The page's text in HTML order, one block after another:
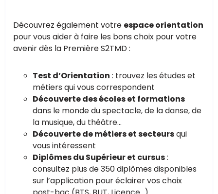
Découvrez également votre espace orientation
pour vous aider à faire les bons choix pour votre
avenir dès la Première S2TMD :
Test d’Orientation : trouvez les études et
métiers qui vous correspondent
Découverte des écoles et formations
dans le monde du spectacle, de la danse, de
la musique, du théâtre...
Découverte de métiers et secteursqui
vous intéressent
Diplômes du Supérieur et cursus:
consultez plus de 350 diplômes disponibles
sur l’application pour éclairer vos choix